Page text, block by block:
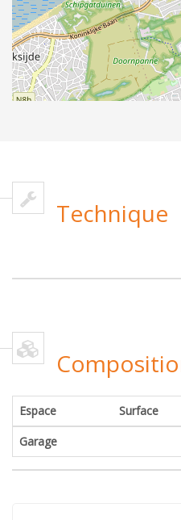
Technique
Espace Surface
Garage